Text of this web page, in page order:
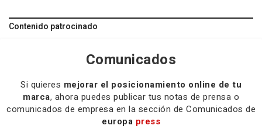
Contenido patrocinado
Comunicados
Si quieres mejorar el posicionamiento online de tu
marca, ahora puedes publicar tus notas de prensa o
comunicados de empresa en la sección de Comunicados de
europa press